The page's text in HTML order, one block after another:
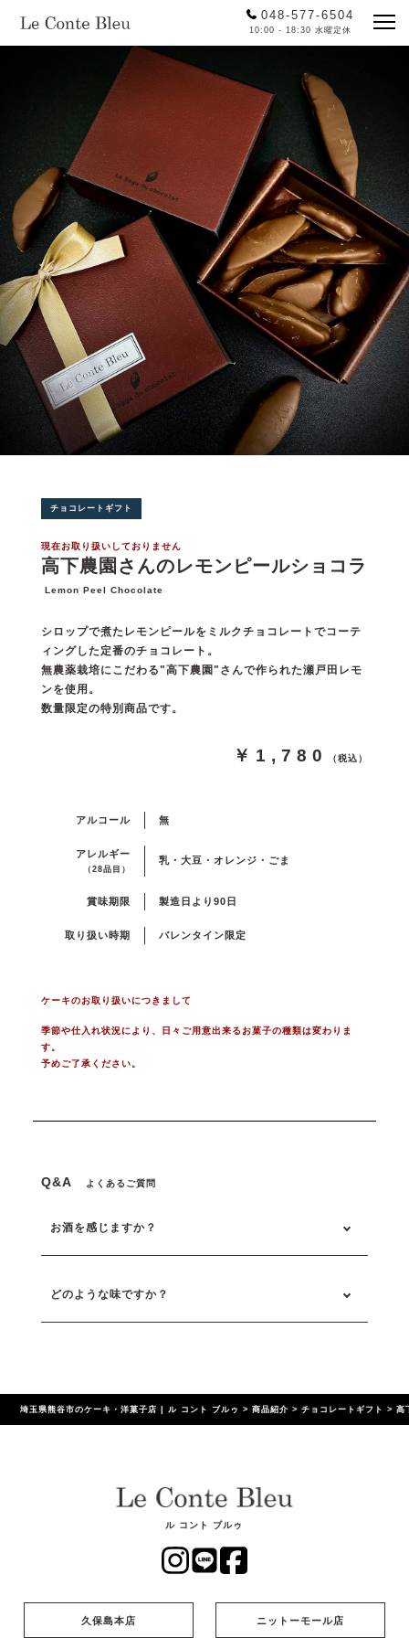
048-577-6504
10:00 - 18:30 水曜定休
チョコレートギフト
現在お取り扱いしておりません
高下農園さんのレモンピールショコラ
Lemon Peel Chocolate
シロップで煮たレモンピールをミルクチョコレートでコーテ
ィングした定番のチョコレート。
無農薬栽培にこだわる"高下農園"さんで作られた瀬戸田レモ
ンを使用。
数量限定の特別商品です。
￥1,780 （税込）
アルコール 無
アレルギー
（28品目）
乳・大豆・オレンジ・ごま
賞味期限 製造日より90日
取り扱い時期 バレンタイン限定
ケーキのお取り扱いにつきまして
季節や仕入れ状況により、日々ご用意出来るお菓子の種類は変わりま
す。
予めご了承ください。
Q&A よくあるご質問
お酒を感じますか？
どのような味ですか？
埼玉県熊谷市のケーキ・洋菓子店 | ル コント ブルゥ >商品紹介 >チョコレートギフト >高
ル コント ブルゥ
久保島本店 ニットーモール店